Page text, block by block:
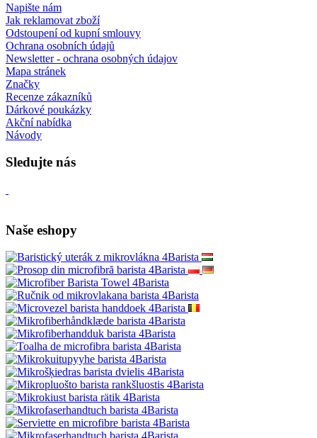
Napište nám
Jak reklamovat zboží
Odstoupení od kupní smlouvy
Ochrana osobních údajů
Newsletter - ochrana osobných údajov
Mapa stránek
Značky
Recenze zákazníků
Dárkové poukázky
Akční nabídka
Návody
Sledujte nás
Naše eshopy